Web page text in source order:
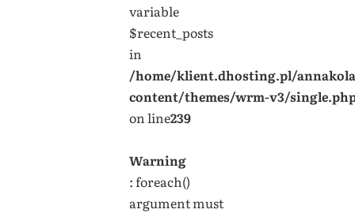
variable
$recent_posts
in
/home/klient.dhosting.pl/
content/themes/wrm-v3/
on line239
Warning
: foreach()
argument must